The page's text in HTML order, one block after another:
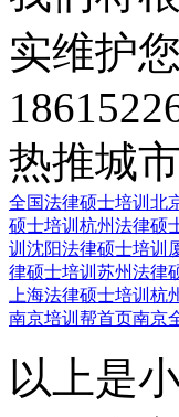
实维护
热推城市
全国法律硕士培训 北
硕士培训 杭州法律硕
训 沈阳法律硕士培训
律硕士培训 苏州法律
上海法律硕士培训 杭
南京培训帮首页南京
以上是